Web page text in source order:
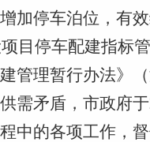
加停车泊位，有
目停车配建指标
管理暂行办法》
需矛盾，市政府
中的各项工作，